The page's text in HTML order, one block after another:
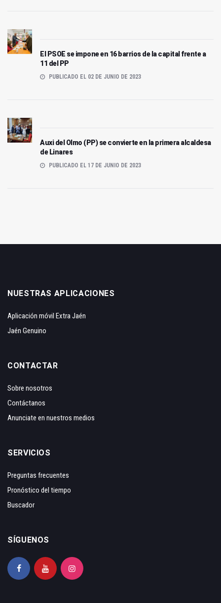
El PSOE se impone en 16 barrios de la capital frente a
11 del PP
PUBLICADO EL 02 DE JUNIO DE 2023
Auxi del Olmo (PP) se convierte en la primera alcaldesa
de Linares
PUBLICADO EL 17 DE JUNIO DE 2023
NUESTRAS APLICACIONES
Aplicación móvil Extra Jaén
Jaén Genuino
CONTACTAR
Sobre nosotros
Contáctanos
Anunciate en nuestros medios
SERVICIOS
Preguntas frecuentes
Pronóstico del tiempo
Buscador
SÍGUENOS